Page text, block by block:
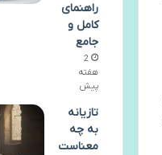
راهنمای
کامل و
جامع
2
هفته
پیش
تازیانه
به چه
معناست